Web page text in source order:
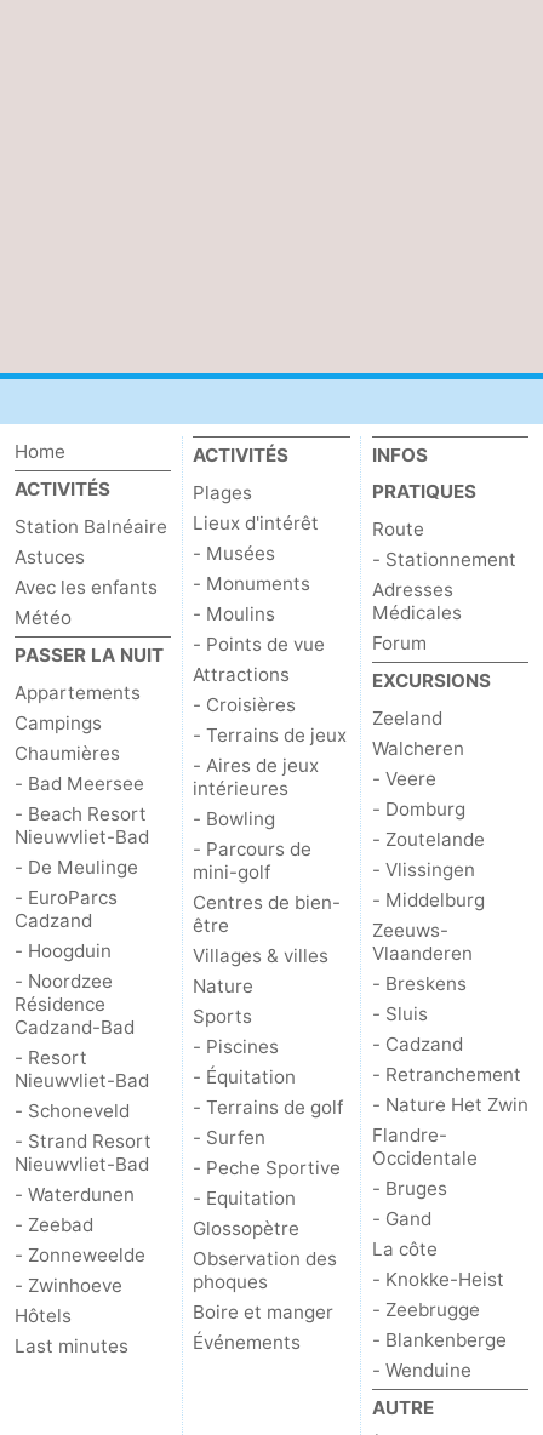
Home
ACTIVITÉS
Station Balnéaire
Astuces
Avec les enfants
Météo
PASSER LA NUIT
Appartements
Campings
Chaumières
- Bad Meersee
- Beach Resort
Nieuwvliet-Bad
- De Meulinge
- EuroParcs
Cadzand
- Hoogduin
- Noordzee
Résidence
Cadzand-Bad
- Resort
Nieuwvliet-Bad
- Schoneveld
- Strand Resort
Nieuwvliet-Bad
- Waterdunen
- Zeebad
- Zonneweelde
- Zwinhoeve
Hôtels
Last minutes
ACTIVITÉS
Plages
Lieux d'intérêt
- Musées
- Monuments
- Moulins
- Points de vue
Attractions
- Croisières
- Terrains de jeux
- Aires de jeux
intérieures
- Bowling
- Parcours de
mini-golf
Centres de bien-
être
Villages & villes
Nature
Sports
- Piscines
- Équitation
- Terrains de golf
- Surfen
- Peche Sportive
- Equitation
Glossopètre
Observation des
phoques
Boire et manger
Événements
INFOS
PRATIQUES
Route
- Stationnement
Adresses
Médicales
Forum
EXCURSIONS
Zeeland
Walcheren
- Veere
- Domburg
- Zoutelande
- Vlissingen
- Middelburg
Zeeuws-
Vlaanderen
- Breskens
- Sluis
- Cadzand
- Retranchement
- Nature Het Zwin
Flandre-
Occidentale
- Bruges
- Gand
La côte
- Knokke-Heist
- Zeebrugge
- Blankenberge
- Wenduine
AUTRE